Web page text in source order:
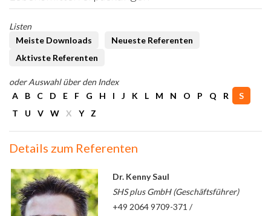
Listen
Meiste Downloads
Neueste Referenten
Aktivste Referenten
oder Auswahl über den Index
A
B C D E F G H I J K L M N O P Q R
S
T
U V W X Y Z
Details zum Referenten
Dr. Kenny Saul
SHS plus GmbH (Geschäftsführer)
+49 2064 9709-371 /